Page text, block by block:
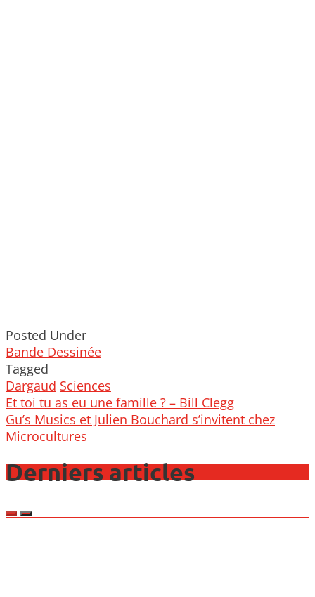
Posted Under
Bande Dessinée
Tagged
Dargaud Sciences
Post
navigation
Et toi tu as eu une famille ? – Bill Clegg
Gu’s Musics et Julien Bouchard s’invitent chez
Microcultures
Derniers articles